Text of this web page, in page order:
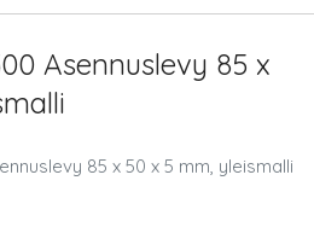
Asennuslevy 85 x
85 x 50 x 5 mm, yleismalli